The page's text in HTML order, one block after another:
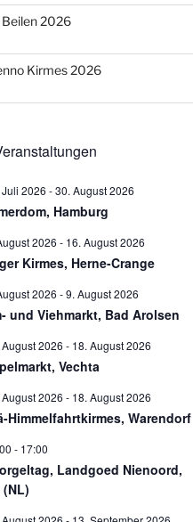
Beilen 2026
Kirmes 2026
2026 -30. August 2026
Hamburg
2026 - 16. August 2026
Kirmes, Herne-Crange
2026 -9. August 2026
und Viehmarkt, Bad Arolsen
August 2026 - 18. August 2026
Vechta
August 2026 - 18. August 2026
Himmelfahrtkirmes, Warendorf
- 17:00
Landgoed Nienoord,